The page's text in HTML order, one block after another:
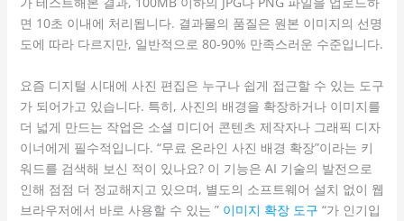
면 10초 이내에 처리됩니다. 결과물의 품질은 원본 이미지의 선명
도에 따라 다르지만, 일반적으로 80-90% 만족스러운 수준입니다.
요즘 디지털 시대에 사진 편집은 누구나 쉽게 접근할 수 있는 도구
가 되어가고 있습니다. 특히, 사진의 배경을 확장하거나 이미지를
더 넓게 만드는 작업은 소셜 미디어 콘텐츠 제작자나 그래픽 디자
이너에게 필수적입니다. “무료 온라인 사진 배경 확장”이라는 키
워드를 검색해 보신 적이 있나요? 이 기능은 AI 기술의 발전으로
인해 점점 더 정교해지고 있으며, 별도의 소프트웨어 설치 없이 웹
브라우저에서 바로 사용할 수 있는 ” 이미지 확장 도구 “가 인기입